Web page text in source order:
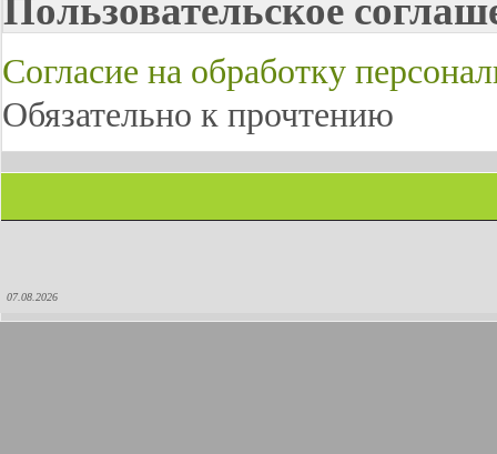
Пользовательское
Согласие на обработку
Обязательно к прочтению
07.08.2026